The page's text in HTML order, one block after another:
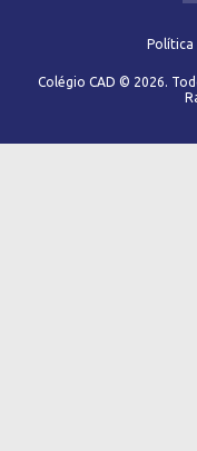
Política
Colégio CAD © 2026.